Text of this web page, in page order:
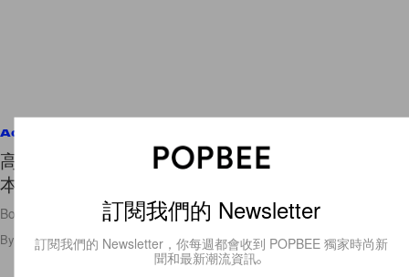
Accessories
高人氣新朋友：Bottega Veneta Knot 手袋新版
本，幹練又藏點女人味！
Bottega Veneta 就是有股藏不住的率性🖤
By Polly Tsai/2022年9月16日 30
訂閱我們的 Newsletter
訂閱我們的 Newsletter，你每週都會收到 POPBEE 獨家時尚新
聞和最新潮流資訊。